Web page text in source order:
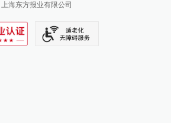
IP SHANGHAI
SIXTH TONE
上海东方报业有限公司